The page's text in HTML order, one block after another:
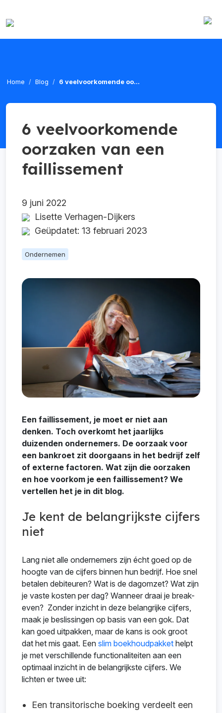
Home Blog 6 veelvoorkomende oo...
6 veelvoorkomende
oorzaken van een
faillissement
9 juni 2022
Lisette Verhagen-Dijkers
Geüpdatet: 13 februari 2023
Ondernemen
Een faillissement, je moet er niet aan
denken. Toch overkomt het jaarlijks
duizenden ondernemers. De oorzaak voor
een bankroet zit doorgaans in het bedrijf zelf
of externe factoren. Wat zijn die oorzaken
en hoe voorkom je een faillissement? We
vertellen het je in dit blog.
Je kent de belangrijkste cijfers
niet
Lang niet alle ondernemers zijn écht goed op de
hoogte van de cijfers binnen hun bedrijf. Hoe snel
betalen debiteuren? Wat is de dagomzet? Wat zijn
je vaste kosten per dag? Wanneer draai je break-
even? Zonder inzicht in deze belangrijke cijfers,
maak je beslissingen op basis van een gok. Dat
kan goed uitpakken, maar de kans is ook groot
dat het mis gaat. Een slim boekhoudpakket helpt
je met verschillende functionaliteiten aan een
optimaal inzicht in de belangrijkste cijfers. We
lichten er twee uit:
Een transitorische boeking verdeelt een